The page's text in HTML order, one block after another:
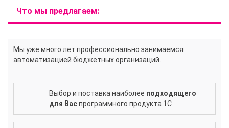
Что мы предлагаем:
Мы уже много лет профессионально занимаемся
автоматизацией бюджетных организаций.
Выбор и поставка наиболее подходящего
для Васпрограммного продукта 1С